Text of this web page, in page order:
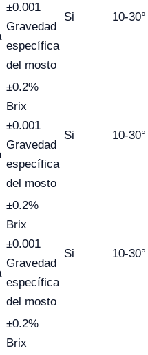
±0.001
Gravedad
específica
del mosto
Si 10-
±0.2%
Brix
±0.001
Gravedad
específica
del mosto
Si 10-
±0.2%
Brix
±0.001
Gravedad
específica
del mosto
Si 10-
±0.2%
Brix